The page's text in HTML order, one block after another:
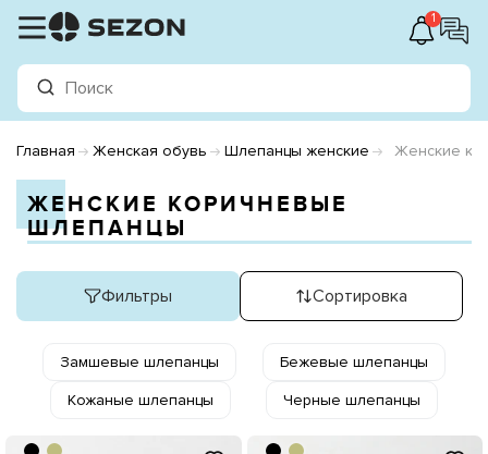
1
Главная Женская обувь Шлепанцы женские Женские
ЖЕНСКИЕ КОРИЧНЕВЫЕ
ШЛЕПАНЦЫ
Фильтры Сортировка
Замшевые шлепанцы Бежевые шлепанцы
Кожаные шлепанцы Черные шлепанцы